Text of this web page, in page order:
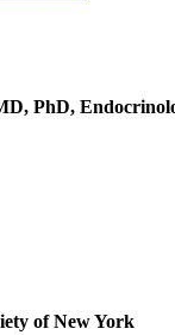
PhD,
of New York